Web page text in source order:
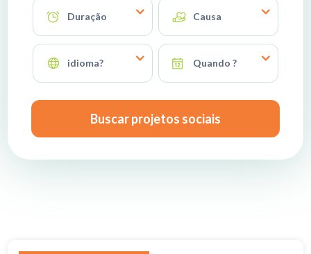
Duração Causa
idioma? Quando ?
Buscar projetos sociais